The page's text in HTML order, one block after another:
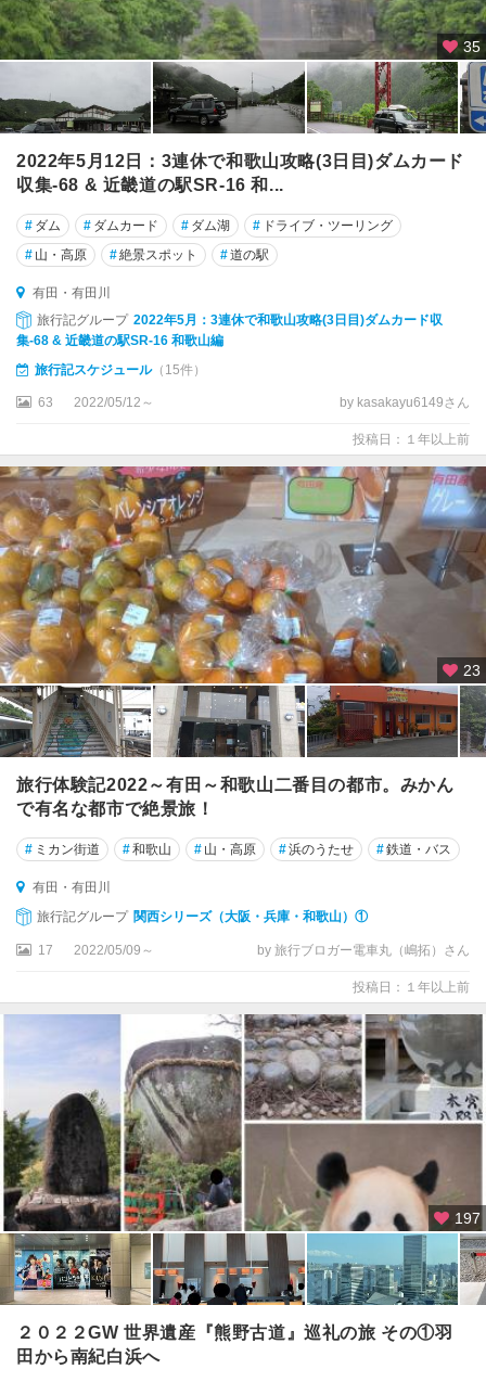
35
2022年5月12日：3連休で和歌山攻略(3日目)ダムカード
収集-68 & 近畿道の駅SR-16 和...
# ダム # ダムカード # ダム湖 # ドライブ・ツーリング
# 山・高原 #絶景スポット #道の駅
有田・有田川
旅行記グループ 2022年5月：3連休で和歌山攻略(3日目)ダムカード収
集-68 & 近畿道の駅SR-16 和歌山編
旅行記スケジュール（15件）
63 2022/05/12～ by kasakayu6149さん
投稿日：１年以上前
23
旅行体験記2022～有田～和歌山二番目の都市。みかん
で有名な都市で絶景旅！
# ミカン街道 #和歌山 # 山・高原 #浜のうたせ #鉄道・バス
有田・有田川
旅行記グループ 関西シリーズ（大阪・兵庫・和歌山）①
17 2022/05/09～ by 旅行ブロガー電車丸（嶋拓）さん
投稿日：１年以上前
197
２０２２GW 世界遺産『熊野古道』巡礼の旅 その①羽
田から南紀白浜へ